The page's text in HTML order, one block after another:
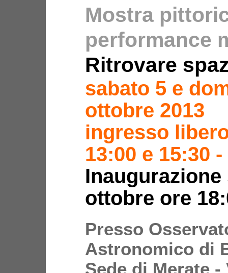
Mostra
performance
Ritrovare
sabato 5 e
ottobre 2013
ingresso
13:00 e 15:30
Inaugurazione
ottobre ore
Presso
Astronomico di
Sede di Merate